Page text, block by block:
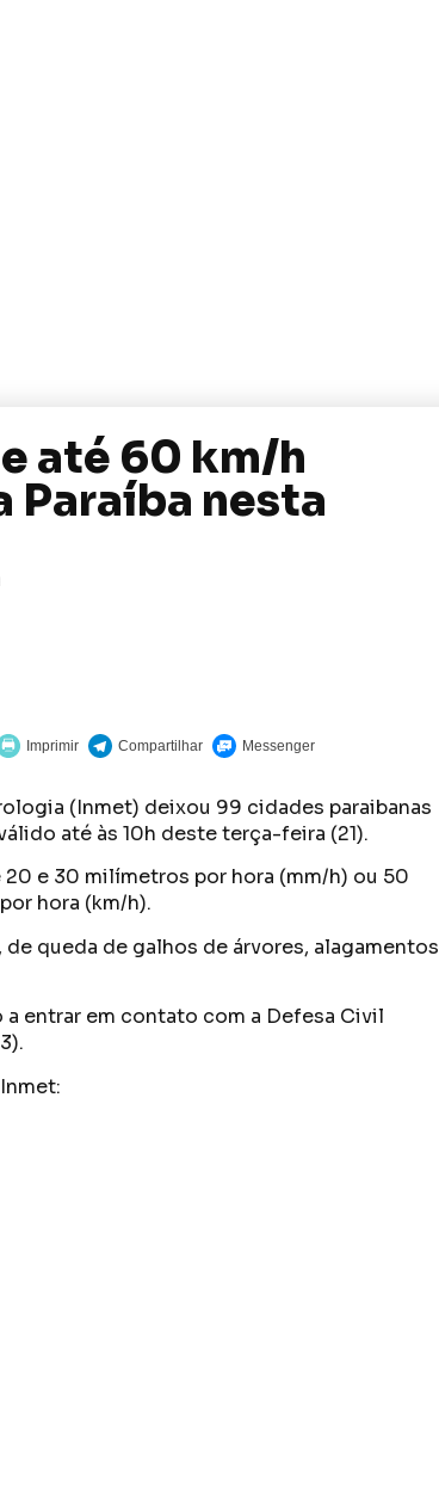
até 60 km/h
Paraíba nesta
(Inmet) deixou 99 cidades paraibanas
até às 10h deste terça-feira (21).
e 30 milímetros por hora (mm/h) ou 50
hora (km/h).
queda de galhos de árvores, alagamentos
entrar em contato com a Defesa Civil